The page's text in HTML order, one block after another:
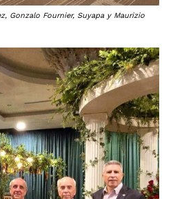
Gonzalo Fournier, Suyapa y Maurizio